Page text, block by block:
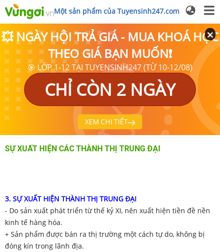
Một sản phẩm của Tuyensinh247.com
💥 NGÀY HỘI TRẢ GIÁ - MUA KHOÁ HỌC
THEO GIÁ BẠN MUỐN❗
🎯 LỚP 1-12 TẠI TUYENSINH247 (TỪ 10-12/08)
CHỈ CÒN 2 NGÀY
XEM CHI TIẾT
SỰ XUẤT HIỆN CÁC THÀNH THỊ TRUNG ĐẠI
3. SỰ XUẤT HIỆN THÀNH THỊ TRUNG ĐẠI
- Do sản xuất phát triển từ thế kỷ XI, nên xuất hiện tiền đề nền
kinh tế hàng hóa.
+ Sản phẩm được bán ra thị trường một cách tự do, không bị
đóng kín trong lãnh địa.